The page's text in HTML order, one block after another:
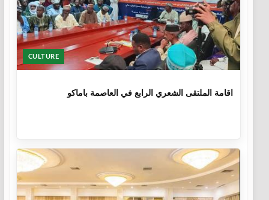
CULTURE
اقامة الملتقى الشعري الرابع في العاصمة باماكو